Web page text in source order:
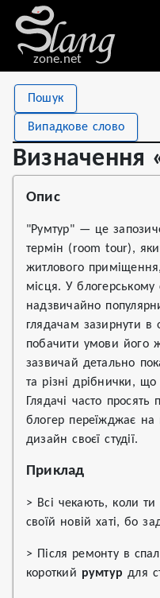
zone.net
Пошук
Випадкове слово
Визначення
Визначення «румтур»
Stat
Views
Definitions 1
Опис
"Румтур" — це
термін (room tour),
житлового
місця. У
надзвичайно
глядачам зазирнути в
побачити умови його
зазвичай детально
та різні дрібнички,
Глядачі часто просять
блогер переїжджає на
дизайн своєї студії.
Приклад
> Всі чекають, коли
своїй новій хаті, бо
> Після ремонту в
короткий румтур для